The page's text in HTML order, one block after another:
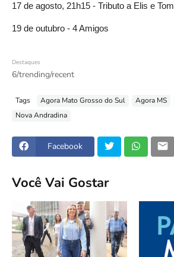
17 de agosto, 21h15 - Tributo a Elis e Tom
19 de outubro - 4 Amigos
Destaques
6/trending/recent
Tags Agora Mato Grosso do Sul Agora MS
Nova Andradina
Facebook
Você Vai Gostar